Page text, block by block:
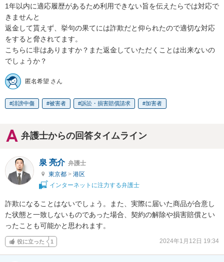
1年以内に適応履歴があるため利用できない旨を伝えたらでは対応で
きませんと
返金して貰えず、挙句の果てには詐欺だと仰られたので適切な対応
をすると脅されてます。
こちらに非はありますか？また返金していただくことは出来ないの
でしょうか？
匿名希望 さん
誹謗中傷 被害者 訴訟・損害賠償請求 加害者
弁護士からの回答タイムライン
泉 亮介 弁護士
東京都 > 港区
インターネットに注力する弁護士
詐欺になることはないでしょう。また、実際に届いた商品が合意し
た状態と一致しないものであった場合、契約の解除や損害賠償とい
ったことも可能かと思われます。
役に立った 1 2024年1月12日 19:34